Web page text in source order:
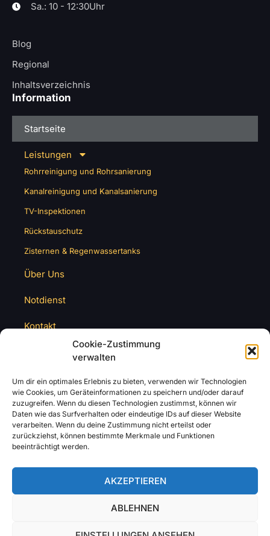
Cookie-Zustimmung
verwalten
Um dir ein optimales Erlebnis zu bieten, verwenden wir Technologien
wie Cookies, um Geräteinformationen zu speichern und/oder darauf
zuzugreifen. Wenn du diesen Technologien zustimmst, können wir
Daten wie das Surfverhalten oder eindeutige IDs auf dieser Website
verarbeiten. Wenn du deine Zustimmung nicht erteilst oder
zurückziehst, können bestimmte Merkmale und Funktionen
beeinträchtigt werden.
AKZEPTIEREN
ABLEHNEN
Sa.: 10 - 12:30Uhr
Blog
Regional
Inhaltsverzeichnis
Information
Startseite
Leistungen
Rohrreinigung und Rohrsanierung
Kanalreinigung und Kanalsanierung
TV-Inspektionen
Rückstauschutz
Zisternen & Regenwassertanks
Über Uns
Notdienst
Kontakt